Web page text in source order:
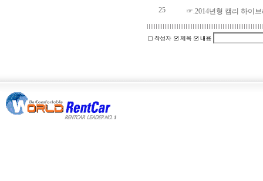
25
☞.2014년형 캠리 하이